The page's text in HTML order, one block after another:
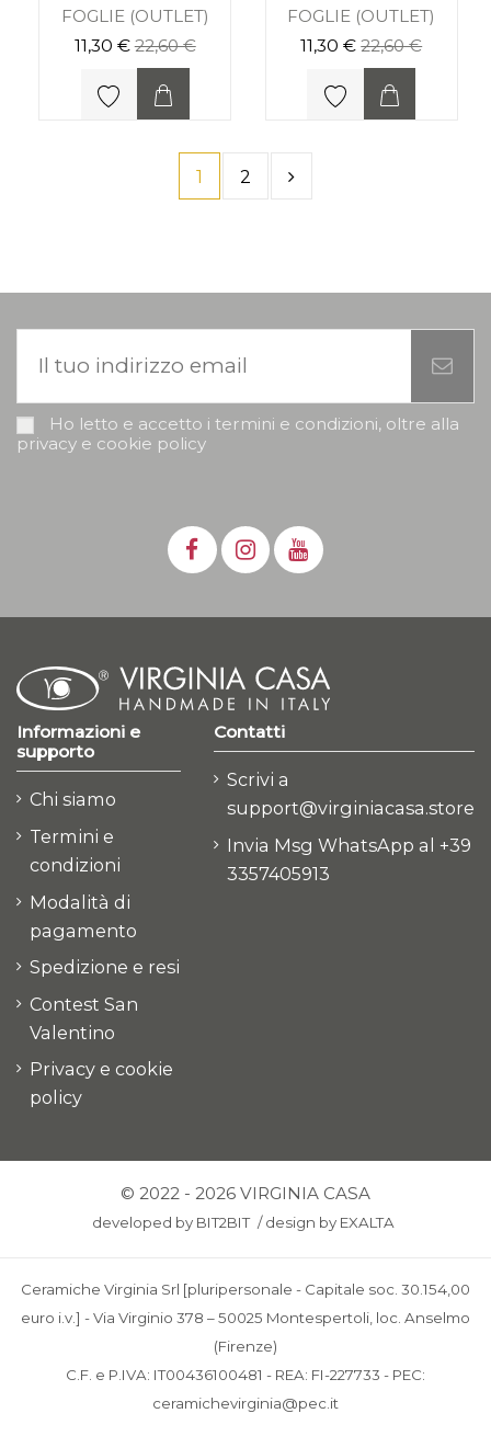
FOGLIE (OUTLET)
11,30 €22,60 €
FOGLIE (OUTLET)
11,30 €22,60 €
1 2
Ho letto e accetto i termini e condizioni, oltre alla
privacy e cookie policy
Informazioni e
supporto
Chi siamo
Termini e
condizioni
Modalità di
pagamento
Spedizione e resi
Contest San
Valentino
Privacy e cookie
policy
Contatti
Scrivi a
support@virginiacasa.store
Invia Msg WhatsApp al +39
3357405913
© 2022 - 2026 VIRGINIA CASA
developed by BIT2BIT /design by EXALTA
Ceramiche Virginia Srl [pluripersonale - Capitale soc. 30.154,00
euro i.v.] - Via Virginio 378 – 50025 Montespertoli, loc. Anselmo
(Firenze)
C.F. e P.IVA: IT00436100481 - REA: FI-227733 - PEC:
ceramichevirginia@pec.it